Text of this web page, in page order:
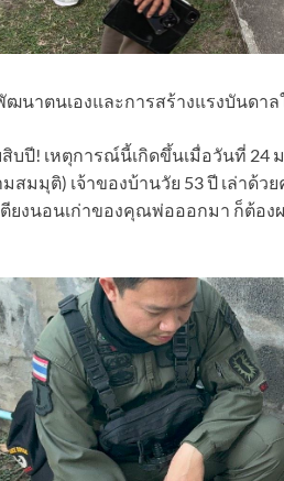
ฒนาตนเองและการสร้างแรงบันดา
บปี! เหตุการณ์นี้เกิดขึ้นเมื่อวันที่ 24
สมมุติ) เจ้าของบ้านวัย 53 ปี เล่าด้
ยงนอนเก่าของคุณพ่อออกมา ก็ต้อง